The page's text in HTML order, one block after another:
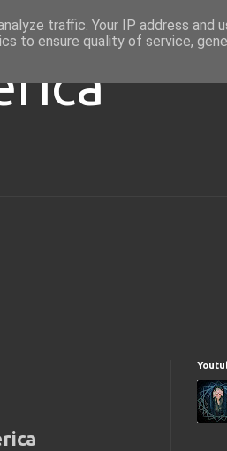
traffic. Your IP address and
to ensure quality of service,